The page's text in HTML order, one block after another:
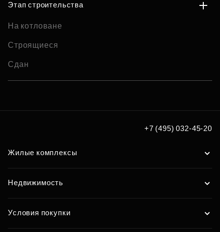
Этап строительства
На котловане
Строящиеся
Сдан
+7 (495) 032-45-20
Жилые комплексы
Недвижимость
Условия покупки